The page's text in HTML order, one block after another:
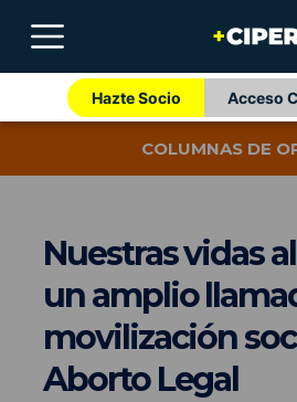
Hazte Socio Acceso
COLUMNAS DE
Nuestras vidas
un amplio
movilización
Aborto Legal